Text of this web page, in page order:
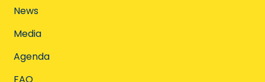
News
Media
Agenda